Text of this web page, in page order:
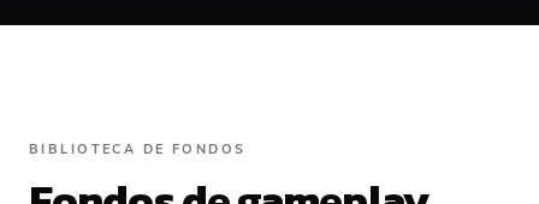
#FFFFFF
Top
BIBLIOTECA DE FONDOS